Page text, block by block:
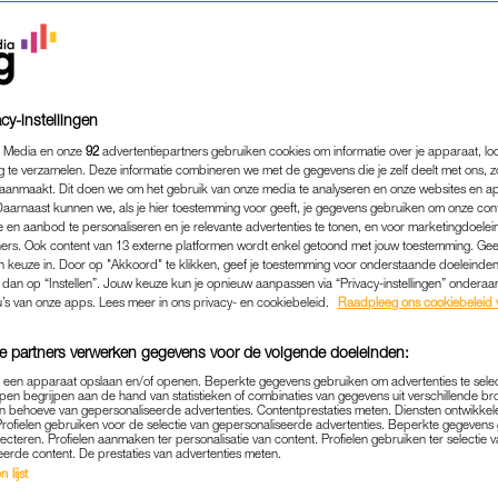
DIE WE LEERDEN VAN
MET MICHELLE OBAMA
NIEUWS LINDA.
18-04-2019 | TIM VAN ERP
op de cover van LINDA. 173en vanavond stond ze
instellingen
en onze 92 advertentiepartners gebruiken cookies om informatie over je apparaat,
te verzamelen. Deze informatie combineren we met de gegevens die je zelf deelt met ons,
Dit doen we om het gebruik van onze media te analyseren en onze websites en
kunnen we, als je hier toestemming voor geeft, je gegevens gebruiken om onze
en aanbod te personaliseren en je relevante advertenties te tonen, en voor
Ook content van 13 externe platformen wordt enkel getoond met jouw toestemming.
keuze in. Door op "Akkoord" te klikken, geef je toestemming voor onderstaande
op “Instellen”. Jouw keuze kun je opnieuw aanpassen via “Privacy-instellingen”
van onze apps. Lees meer in ons privacy- en cookiebeleid.
Raadpleeg ons cookiebeleid
partners verwerken gegevens voor de volgende doeleinden:
apparaat opslaan en/of openen. Beperkte gegevens gebruiken om advertenties te
begrijpen aan de hand van statistieken of combinaties van gegevens uit verschillende
behoeve van gepersonaliseerde advertenties. Contentprestaties meten. Diensten
gebruiken voor de selectie van gepersonaliseerde advertenties. Beperkte
Profielen aanmaken ter personalisatie van content. Profielen gebruiken ter selectie
content. De prestaties van advertenties meten.
lijst